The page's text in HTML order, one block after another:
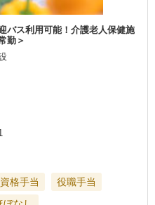
バス利用可能！介護老人保健施
勤＞
資格手当
役職手当